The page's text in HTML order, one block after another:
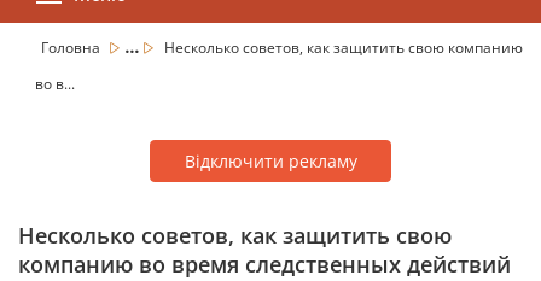
Головна ...
Несколько советов, как защитить свою компанию
во в...
Відключити рекламу
Несколько советов, как защитить свою
компанию во время следственных действий